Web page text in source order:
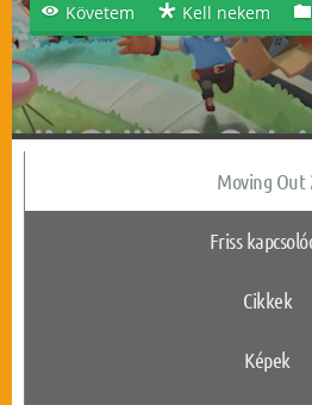
Követem Kell nekem
Moving Out
Friss
Cikkek
Képek